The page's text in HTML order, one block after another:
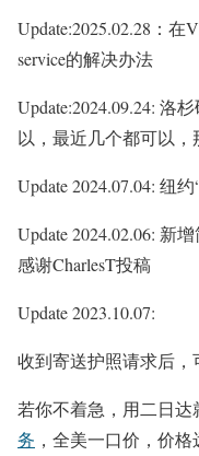
Update:2025.02.28：在
service的解决办法
Update:2024.09.24: 洛杉
以，最近几个都可以，
Update 2024.07.04: 纽
Update 2024.02.06: 新
感谢CharlesT投稿
Update 2023.10.07:
收到寄送护照请求后，
若你不着急，用二日
务 ，全美一口价，价